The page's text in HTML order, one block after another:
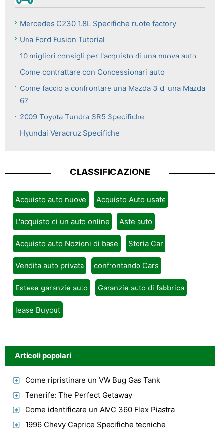
Mercedes C230 1.8L Specifiche ruote factory
Una Ford Fusion Tutorial
10 migliori consigli per l'acquisto di una nuova auto
Come contrattare con Concessionari auto
Come faccio a confrontare una Mazda 3 di una Mazda
6?
2009 Toyota Tundra SR5 Specifiche
Hyundai Veracruz Specifiche
CLASSIFICAZIONE
Acquisto auto nuove Acquisto Auto usate
L'acquisto di un auto online Aste auto
Acquisto auto Nozioni di base Storia Car
Vendita auto privata confrontando Cars
Estese garanzie auto Garanzie auto di fabbrica
lease Buyout
Articoli popolari
Come ripristinare un VW Bug Gas Tank
Tenerife: The Perfect Getaway
Come identificare un AMC 360 Flex Piastra
1996 Chevy Caprice Specifiche tecniche